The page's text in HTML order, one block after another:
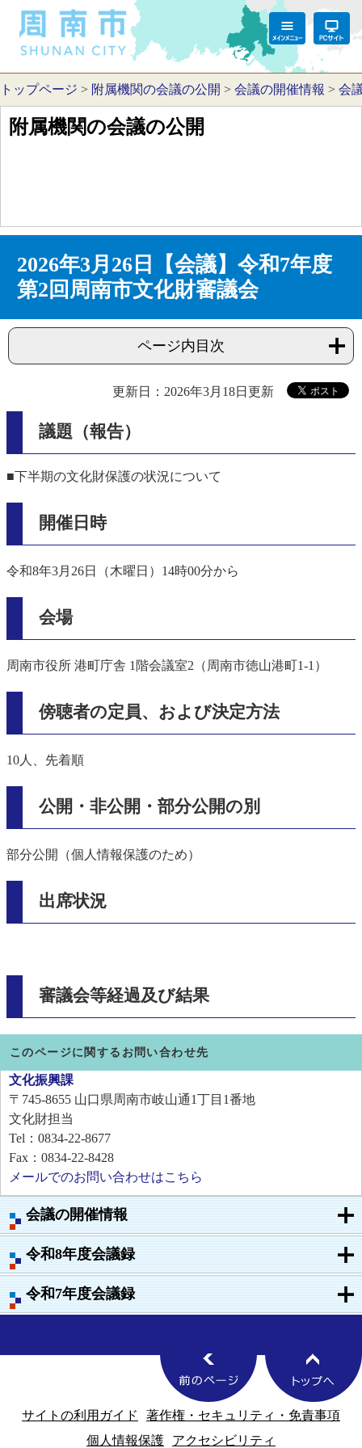
トップページ > 附属機関の会議の公開 > 会議の開催情報 > 会
附属機関の会議の公開
会議の開催情報
令和8年度会議録
令和7年度会議録
2026年3月26日【会議】令和7年度
第2回周南市文化財審議会
ページ内目次
更新日：2026年3月18日更新
議題（報告）
■下半期の文化財保護の状況について
開催日時
令和8年3月26日（木曜日）14時00分から
会場
周南市役所 港町庁舎 1階会議室2（周南市徳山港町1-1）
傍聴者の定員、および決定方法
10人、先着順
公開・非公開・部分公開の別
部分公開（個人情報保護のため）
出席状況
審議会等経過及び結果
このページに関するお問い合わせ先
文化振興課
〒745-8655 山口県周南市岐山通1丁目1番地
文化財担当
Tel：0834-22-8677
Fax：0834-22-8428
メールでのお問い合わせはこちら
サイトの利用ガイド
著作権・セキュリティ・免責事項
個人情報保護
アクセシビリティ